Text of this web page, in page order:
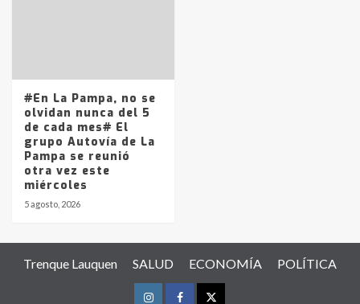
#En La Pampa, no se
olvidan nunca del 5
de cada mes# El
grupo Autovía de La
Pampa se reunió
otra vez este
miércoles
5 agosto, 2026
Trenque Lauquen SALUD ECONOMÍA POLÍTICA